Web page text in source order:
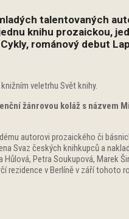
talentovaných
knihu prozaickou,
románový debut
veletrhu Svět knihy.
žánrovou koláž s názvem
autorovi prozaického či
Svaz českých knihkupců a
Petra Soukupová, Marek
rezidence v Berlíně v září